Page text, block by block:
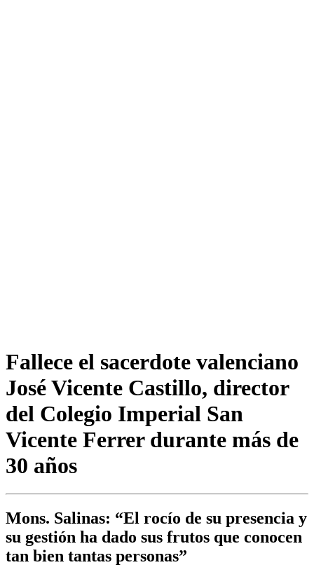
Fallece el sacerdote valenciano
José Vicente Castillo, director
del Colegio Imperial San
Vicente Ferrer durante más de
30 años
Mons. Salinas: “El rocío de su presencia y
su gestión ha dado sus frutos que conocen
tan bien tantas personas”